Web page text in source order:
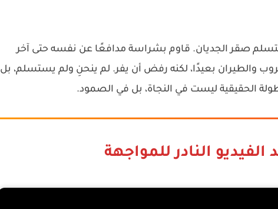
صقر الجديان. قاوم بشراسة مدافعًا عن نفسه حتى آخر
والطيران بعيدًا، لكنه رفض أن يفر. لم ينحنِ ولم يستسلم، بل
الحقيقية ليست في النجاة، بل في الصمود.
النادر للمواجهة